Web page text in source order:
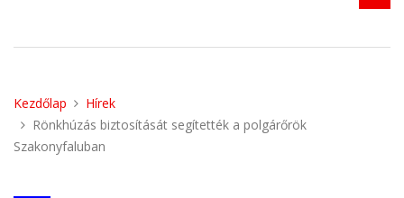
Kezdőlap
Hírek
Rönkhúzás biztosítását segítették a polgárőrök
Szakonyfaluban